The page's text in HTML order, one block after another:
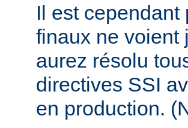
Il est
finaux ne voient
aurez résolu
directives SSI
en production.